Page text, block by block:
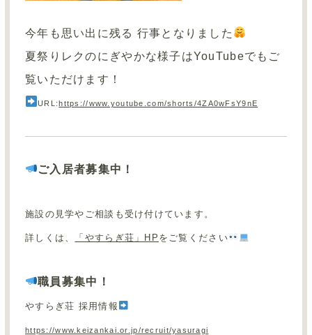
今年も思い出に残る 行事となりました
夏祭りレクのにぎやかな様子はYouTubeでもご
覧いただけます！
URL:https://www.youtube.com/shorts/4ZA0wFsY9nE
ご入居者募集中！
施設の見学やご相談も受け付けています。
詳しくは、 「やすらぎ荘」HP をご覧ください
職員募集中！
やすらぎ荘 採用情報
https://www.keizankai.or.jp/recruit/yasuragi